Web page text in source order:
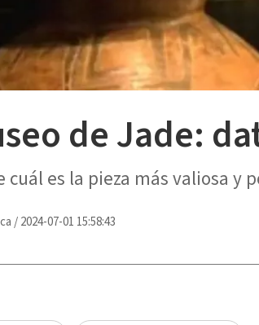
de Jade:
cuál es la pieza más valiosa y
/2024-07-01 15:58:43